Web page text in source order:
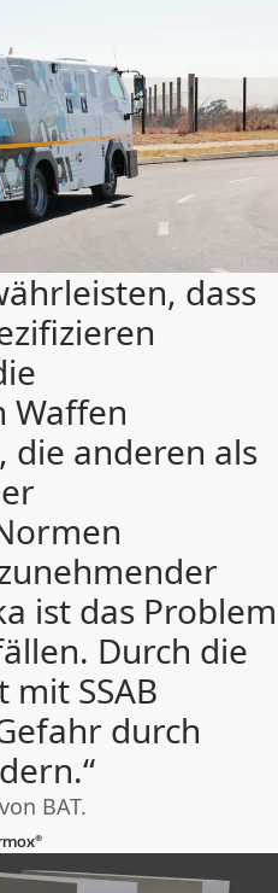
dass
Waffen
anderen als
ist das Problem
Durch die
SSAB
durch
BAT.